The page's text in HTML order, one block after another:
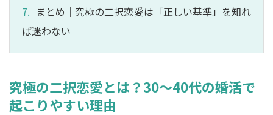
まとめ｜究極の二択恋愛は「正しい基準」を知れ
ば迷わない
究極の二択恋愛とは？30〜40代の婚活で
起こりやすい理由